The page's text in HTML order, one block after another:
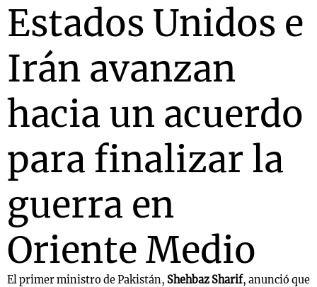
Estados Unidos e
Irán avanzan
hacia un acuerdo
para finalizar la
guerra en
Oriente Medio
El primer ministro de Pakistán, Shehbaz Sharif, anunció que